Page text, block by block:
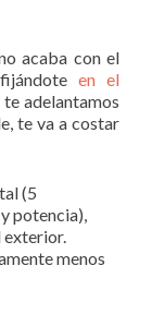
acaba con el
en el
te adelantamos
te va a costar
(5
potencia),
exterior.
menos